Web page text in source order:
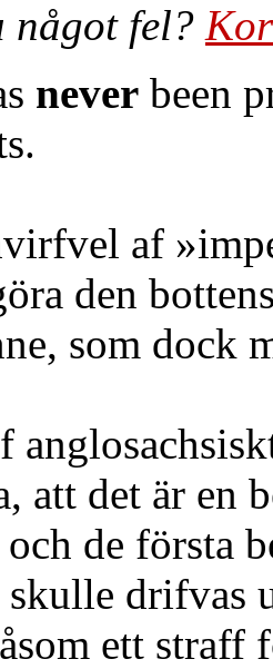
något fel?
never been
af
den
som dock
att det är en
de första
skulle drifvas
ett straff